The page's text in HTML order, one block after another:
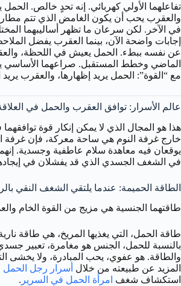
تفاعلهما الأولي كهربائي. إنه تحدٍ خالص.
والعقرب يحب أن يكون الغامض الذي تتم
في الآخر. لكن سرعان ما تظهر أساليبهما
إجابات واضحة الآن، بينما العقرب يفضل
عن نفسه ببطء. الحمل يعيش في اللحظة،
الماضي وخطط المستقبل. صراعهما الأساسي
مع “القوة”: الحمل يريد إظهارها، والعقرب يريد
عالم الأسرار: توافق العقرب والحمل في
هذا هو المجال الذي لا يمكن إنكار قوة توافقهما
خارج غرفة النوم هي ساحة معركة، فإن غرفة
يوقعان فيه معاهدة سلام عاطفية وجسدية.
في الشغف الجسدي الذي قد يفشلان في
الطاقة الحميمة: عندما يلتقي الشغف النقي
طاقتهما الجنسية هي مزيج من القوة الخام
طاقة الحمل، التي يغذيها المريخ، هي طاقة
بالنسبة للحمل، الجنس هو مغامرة، تعبير
والطاقة. هو عفوي، يحب المبادرة، ولا يخشى
المزيد عن طبيعته من خلال أسرار رجل
استكشاف شغف امرأة الحمل في السرير .